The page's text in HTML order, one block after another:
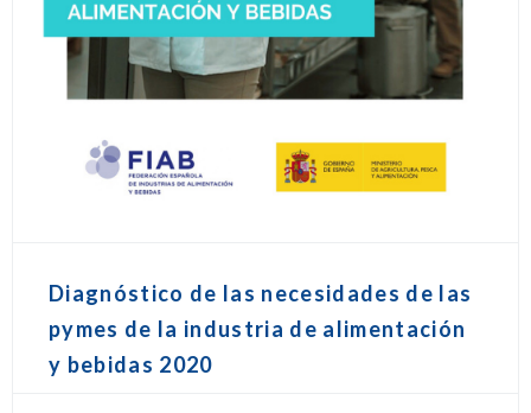
Diagnóstico de las necesidades de las
pymes de la industria de alimentación
y bebidas 2020